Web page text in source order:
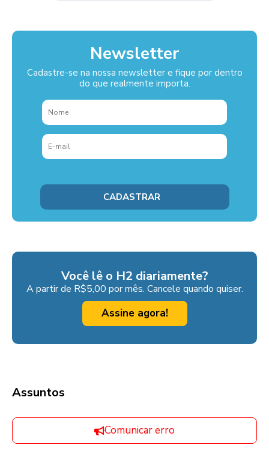
Newsletter
Cadastre-se na nossa newsletter e fique por dentro
do que realmente importa.
Você lê o H2 diariamente?
A partir de R$5,00 por mês. Cancele quando quiser.
Assine agora!
Assuntos
Comunicar erro